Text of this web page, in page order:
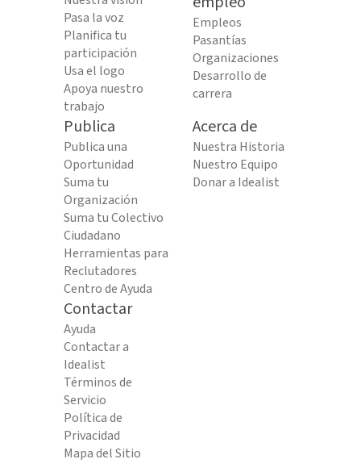
Pasa la voz
Planifica tu
participación
Usa el logo
Apoya nuestro
trabajo
Empleos
Pasantías
Organizaciones
Desarrollo de
carrera
Publica
Publica una
Oportunidad
Suma tu
Organización
Suma tu Colectivo
Ciudadano
Herramientas para
Reclutadores
Centro de Ayuda
Acerca de
Nuestra Historia
Nuestro Equipo
Donar a Idealist
Contactar
Ayuda
Contactar a
Idealist
Términos de
Servicio
Política de
Privacidad
Mapa del Sitio